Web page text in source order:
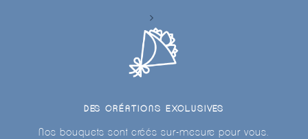
DES CRÉATIONS EXCLUSIVES
Nos bouquets sont créés sur-mesure pour vous.